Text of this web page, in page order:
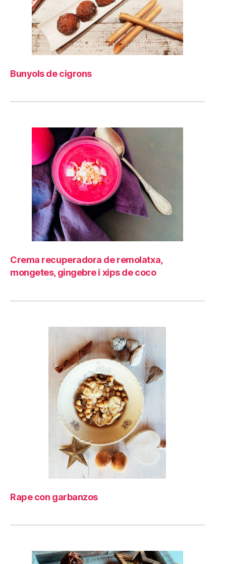
Bunyols de cigrons
Crema recuperadora de remolatxa,
mongetes, gingebre i xips de coco
Rape con garbanzos